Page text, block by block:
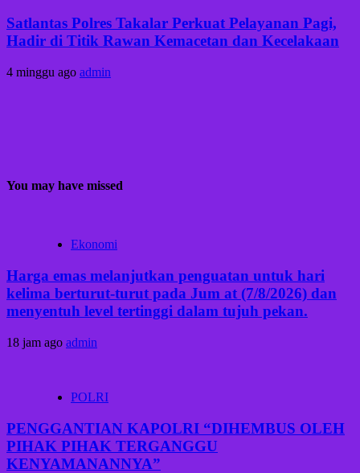
Satlantas Polres Takalar Perkuat Pelayanan Pagi,
Hadir di Titik Rawan Kemacetan dan Kecelakaan
4 minggu ago admin
You may have missed
Ekonomi
Harga emas melanjutkan penguatan untuk hari
kelima berturut-turut pada Jum at (7/8/2026) dan
menyentuh level tertinggi dalam tujuh pekan.
18 jam ago admin
POLRI
PENGGANTIAN KAPOLRI “DIHEMBUS OLEH
PIHAK PIHAK TERGANGGU
KENYAMANANNYA”